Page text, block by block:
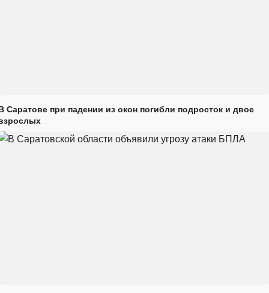
Саратове при падении из окон погибли подросток и двое